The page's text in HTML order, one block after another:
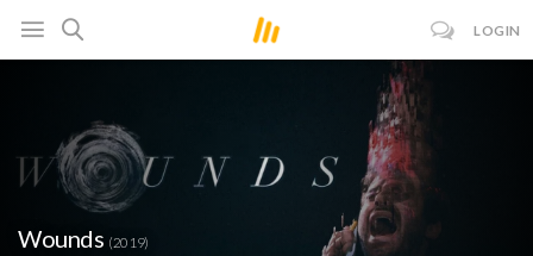
LOGIN
Wounds (2019)